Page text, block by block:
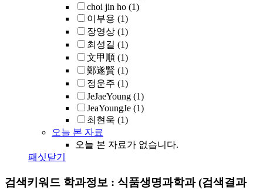
choi jin ho (1)
이부용 (1)
장영상 (1)
최성길 (1)
文甲順 (1)
鄭遂賢 (1)
정운주 (1)
JeJaeYoung (1)
JeaYoungJe (1)
최현욱 (1)
오늘 본 자료
오늘 본 자료가 없습니다.
패싯닫기
검색키워드 학과정보 : 식품생명과학과(검색결과